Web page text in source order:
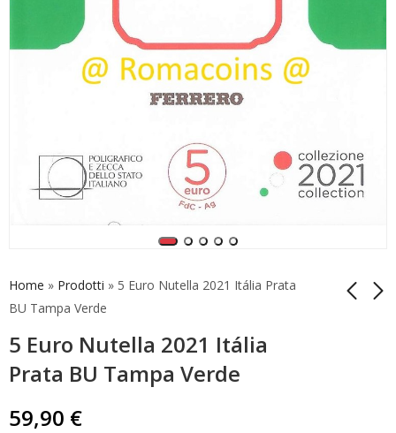
Home » Prodotti » 5 Euro Nutella 2021 Itália Prata
BU Tampa Verde
5 Euro Nutella 2021 Itália
Prata BU Tampa Verde
5 Euro Itália 2021
59,90 €